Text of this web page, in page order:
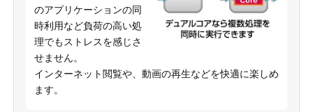
のアプリケーションの同
時利用など負荷の高い処
理でもストレスを感じさ
せません。
インターネット閲覧や、動画の再生などを快適に楽しめ
ます。